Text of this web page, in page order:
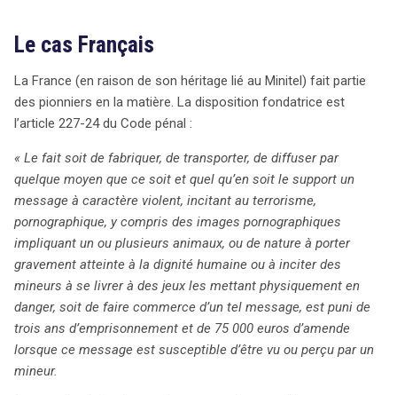
Le cas Français
La France (en raison de son héritage lié au Minitel) fait partie
des pionniers en la matière. La disposition fondatrice est
l’article 227-24 du Code pénal :
« Le fait soit de fabriquer, de transporter, de diffuser par
quelque moyen que ce soit et quel qu’en soit le support un
message à caractère violent, incitant au terrorisme,
pornographique, y compris des images pornographiques
impliquant un ou plusieurs animaux, ou de nature à porter
gravement atteinte à la dignité humaine ou à inciter des
mineurs à se livrer à des jeux les mettant physiquement en
danger, soit de faire commerce d’un tel message, est puni de
trois ans d’emprisonnement et de 75 000 euros d’amende
lorsque ce message est susceptible d’être vu ou perçu par un
mineur.